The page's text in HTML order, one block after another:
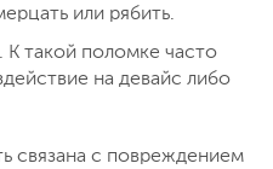
или рябить.
К такой поломке часто
на девайс либо
связана с повреждением